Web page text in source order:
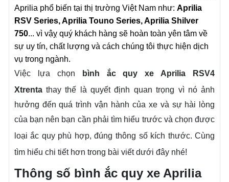
Aprilia phổ biến tại thị trường Việt Nam như: Aprilia
RSV Series, Aprilia Touno Series, Aprilia Shilver
750... vì vậỵ quý khách hàng sẽ hoàn toàn yên tâm về
sự uy tín, chất lượng và cách chúng tôi thực hiện dịch
vụ trong ngành.
Việc lựa chọn
bình ắc quy xe Aprilia RSV4
Xtrentathay thế là quyết định quan trọng vì nó ảnh
hưởng đến quá trình vận hành của xe và sự hài lòng
của bạn nên bạn cần phải tìm hiểu trước và chọn được
loại ắc quy phù hợp, đúng thông số kích thước. Cùng
tìm hiểu chi tiết hơn trong bài viết dưới đây nhé!
Thông số bình ắc quy xe Aprilia